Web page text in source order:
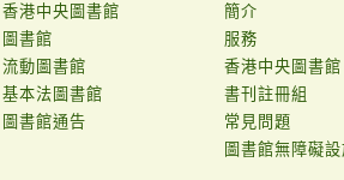
香港中央圖書館
圖書館
流動圖書館
基本法圖書館
圖書館通告
簡介
服務
香港中央圖書館
書刊註冊組
常見問題
圖書館無障礙設